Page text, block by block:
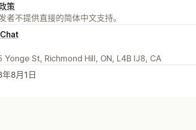
策
者不提供直接的简体中文支持。
Yonge St, Richmond Hill, ON, L4B IJ8, CA
8月1日